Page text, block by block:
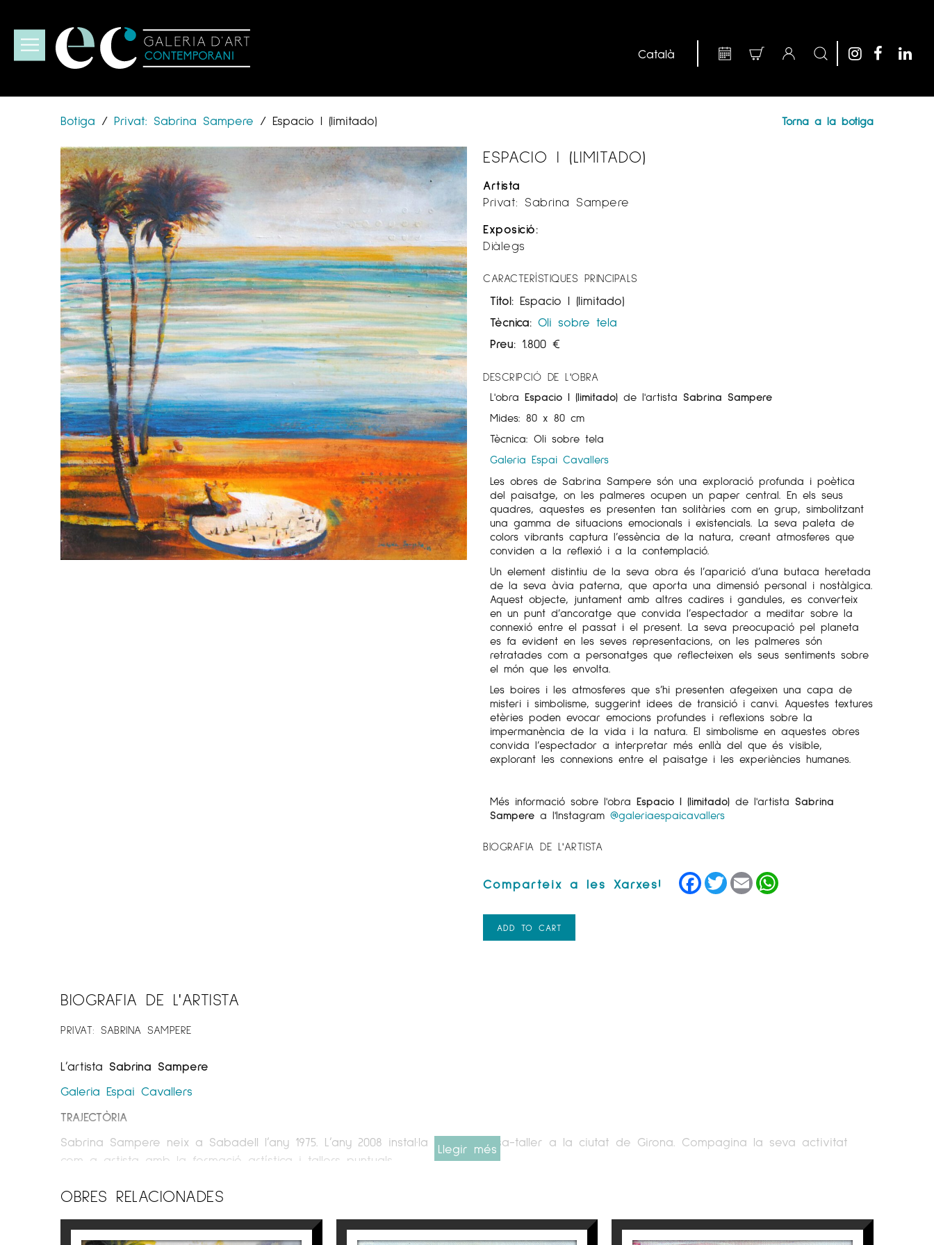
Botiga / Privat: Sabrina Sampere / Espacio I (limitado) Torna a la botiga
ESPACIO I (LIMITADO)
Artista
Privat: Sabrina Sampere
Exposició:
Diàlegs
CARACTERÍSTIQUES PRINCIPALS
Títol: Espacio I (limitado)
Tècnica: Oli sobre tela
Preu: 1.800€
DESCRIPCIÓ DE L'OBRA
L'obraEspacio I (limitado) de l'artistaSabrina Sampere
Mides: 80 x 80 cm
Tècnica: Oli sobre tela
Galeria Espai Cavallers
Les obres de Sabrina Sampere són una exploració profunda i poètica
del paisatge, on les palmeres ocupen un paper central. En els seus
quadres, aquestes es presenten tan solitàries com en grup, simbolitzant
una gamma de situacions emocionals i existencials. La seva paleta de
colors vibrants captura l’essència de la natura, creant atmosferes que
conviden a la reflexió i a la contemplació.
Un element distintiu de la seva obra és l’aparició d’una butaca heretada
de la seva àvia paterna, que aporta una dimensió personal i nostàlgica.
Aquest objecte, juntament amb altres cadires i gandules, es converteix
en un punt d’ancoratge que convida l’espectador a meditar sobre la
connexió entre el passat i el present. La seva preocupació pel planeta
es fa evident en les seves representacions, on les palmeres són
retratades com a personatges que reflecteixen els seus sentiments sobre
el món que les envolta.
Les boires i les atmosferes que s’hi presenten afegeixen una capa de
misteri i simbolisme, suggerint idees de transició i canvi. Aquestes textures
etèries poden evocar emocions profundes i reflexions sobre la
impermanència de la vida i la natura. El simbolisme en aquestes obres
convida l’espectador a interpretar més enllà del que és visible,
explorant les connexions entre el paisatge i les experiències humanes.
Més informació sobre l'obraEspacio I (limitado) de l'artistaSabrina
Samperea l'Instagram@galeriaespaicavallers
BIOGRAFIA DE L'ARTISTA
Facebook
TwitterEmail
ADD TO CART
BIOGRAFIA DE L'ARTISTA
PRIVAT: SABRINA SAMPERE
L’artista Sabrina Sampere
Galeria Espai Cavallers
TRAJECTÒRIA
Sabrina Sampere neix a Sabadell l’any 1975. L’any 2008 instal·la la seva casa-taller a la ciutat de Girona. Compagina la seva activitat
com a artista amb la formació artística i tallers puntuals.
Facultat. Sabrina Sampere és artista multidisciplinar que treballa la pintura, el dibuix, l’aquarel·la, el gravat, la joieria i els muntatges
efímers.
Llegir més
OBRES RELACIONADES